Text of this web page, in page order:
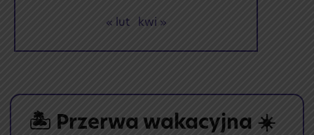
« lut kwi »
🏝️ Przerwa wakacyjna ☀️